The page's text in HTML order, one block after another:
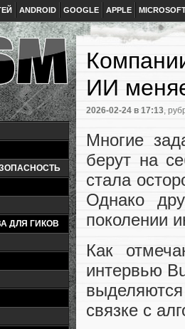
ANDROID GOOGLE APPLE
ДЛЯ ГИКОВ
ИИ
2026-02-24 в 17:13,
Многие
берут на
стала
Однако
поколении
Как
интервью
связке с